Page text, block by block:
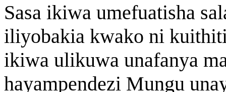
Sasa ikiwa umefuatisha
iliyobakia kwako ni
ikiwa ulikuwa unafanya
hayampendezi Mungu